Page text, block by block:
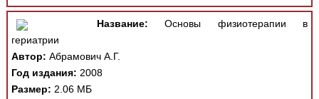
Название: Основы физиотерапии в
гериатрии
Автор: Абрамович А.Г.
Год издания: 2008
Размер: 2.06 МБ